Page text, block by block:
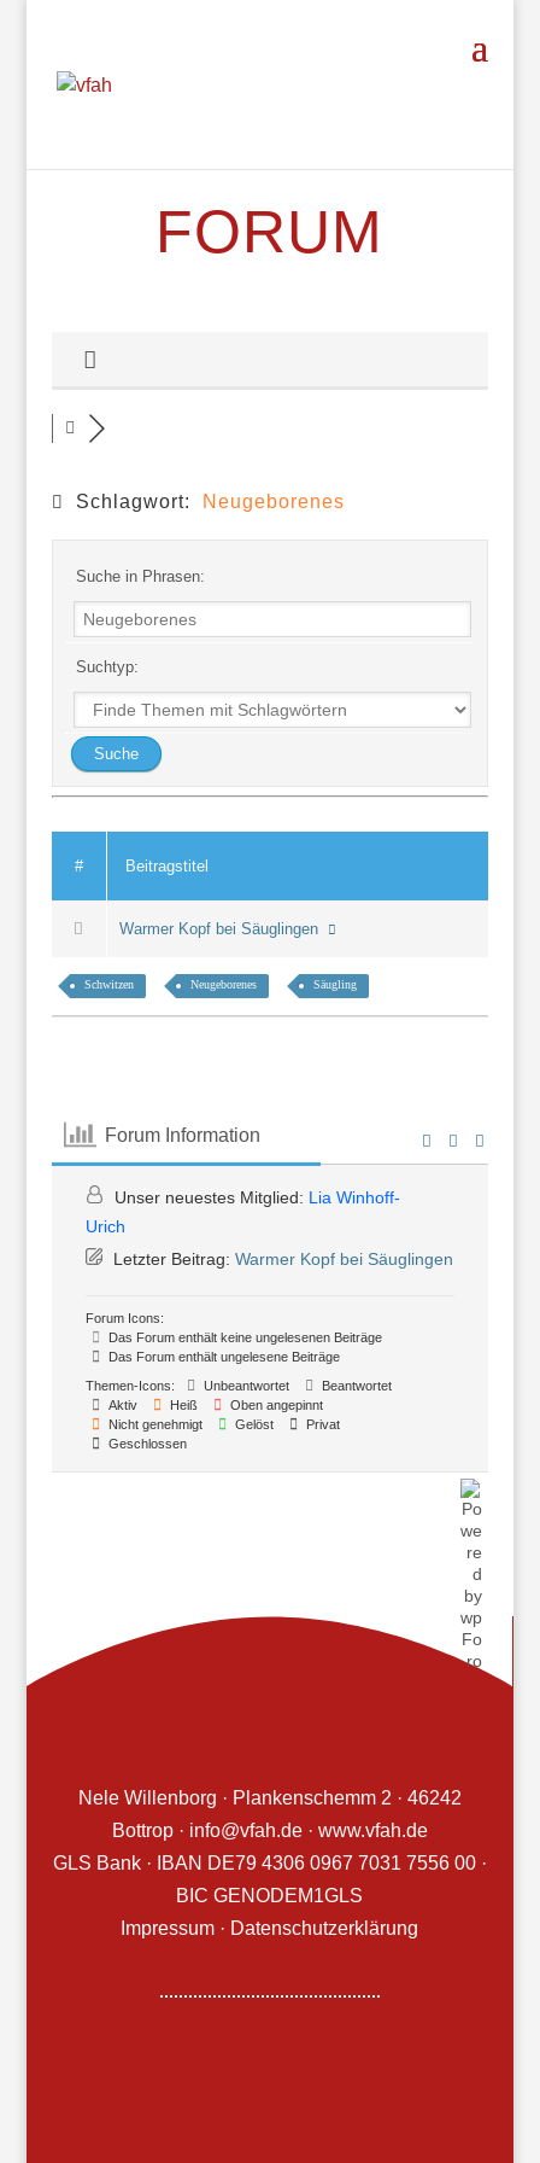
FORUM
Schlagwort: Neugeborenes
Suche in Phrasen:
Suchtyp:
# Beitragstitel
Warmer Kopf bei Säuglingen
Schwitzen Neugeborenes Säugling
Forum Information
Unser neuestes Mitglied: Lia Winhoff-
Urich
Letzter Beitrag: Warmer Kopf bei Säuglingen
Forum Icons:
Das Forum enthält keine ungelesenen Beiträge
Das Forum enthält ungelesene Beiträge
Themen-Icons:
Unbeantwortet
Beantwortet
Aktiv
Heiß
Oben angepinnt
Nicht genehmigt
Gelöst
Privat
Geschlossen
Nele Willenborg · Plankenschemm 2 · 46242
Bottrop · info@vfah.de · www.vfah.de
GLS Bank · IBAN DE79 4306 0967 7031 7556 00 ·
BIC GENODEM1GLS
Impressum · Datenschutzerklärung